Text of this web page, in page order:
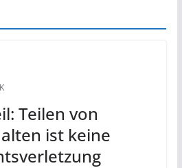
Teilen von
ist keine